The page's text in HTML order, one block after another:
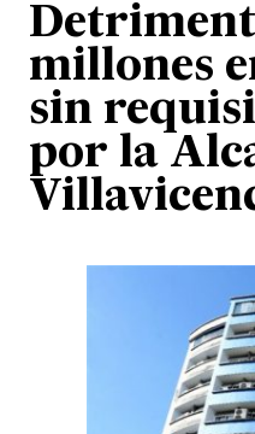
millones
sin
por la